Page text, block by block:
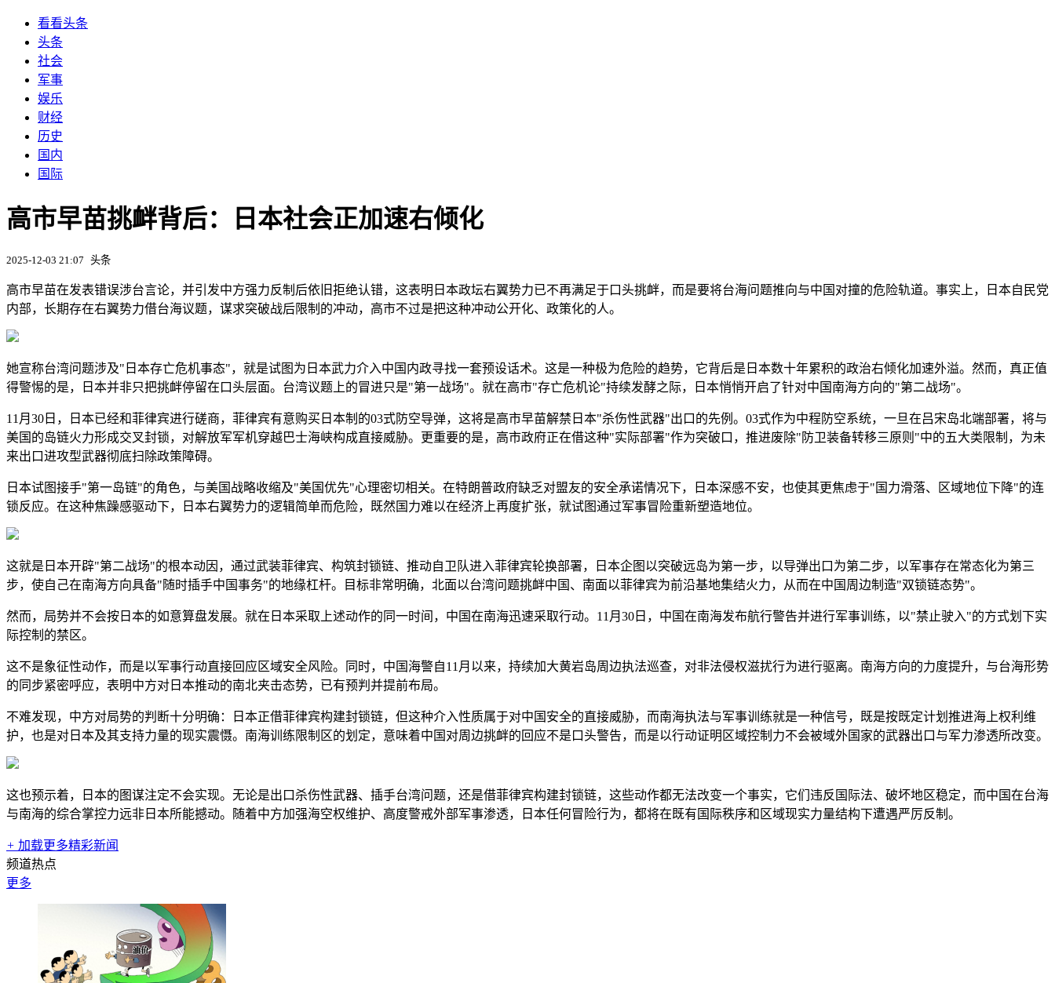
看看头条
头条
社会
军事
娱乐
财经
历史
国内
国际
高市早苗挑衅背后：日本社会正加速右倾化
2025-12-03 21:07 头条
高市早苗在发表错误涉台言论，并引发中方强力反制后依旧拒绝认错，这表明日本政坛右翼势力已不再满足于口头挑衅，而是要将台海问题推向与中国对撞的危险轨道。事实上，日本自民党
内部，长期存在右翼势力借台海议题，谋求突破战后限制的冲动，高市不过是把这种冲动公开化、政策化的人。
她宣称台湾问题涉及"日本存亡危机事态"，就是试图为日本武力介入中国内政寻找一套预设话术。这是一种极为危险的趋势，它背后是日本数十年累积的政治右倾化加速外溢。然而，真正值
得警惕的是，日本并非只把挑衅停留在口头层面。台湾议题上的冒进只是"第一战场"。就在高市"存亡危机论"持续发酵之际，日本悄悄开启了针对中国南海方向的"第二战场"。
11月30日，日本已经和菲律宾进行磋商，菲律宾有意购买日本制的03式防空导弹，这将是高市早苗解禁日本"杀伤性武器"出口的先例。03式作为中程防空系统，一旦在吕宋岛北端部署，将与
美国的岛链火力形成交叉封锁，对解放军军机穿越巴士海峡构成直接威胁。更重要的是，高市政府正在借这种"实际部署"作为突破口，推进废除"防卫装备转移三原则"中的五大类限制，为未
来出口进攻型武器彻底扫除政策障碍。
日本试图接手"第一岛链"的角色，与美国战略收缩及"美国优先"心理密切相关。在特朗普政府缺乏对盟友的安全承诺情况下，日本深感不安，也使其更焦虑于"国力滑落、区域地位下降"的连
锁反应。在这种焦躁感驱动下，日本右翼势力的逻辑简单而危险，既然国力难以在经济上再度扩张，就试图通过军事冒险重新塑造地位。
这就是日本开辟"第二战场"的根本动因，通过武装菲律宾、构筑封锁链、推动自卫队进入菲律宾轮换部署，日本企图以突破远岛为第一步，以导弹出口为第二步，以军事存在常态化为第三
步，使自己在南海方向具备"随时插手中国事务"的地缘杠杆。目标非常明确，北面以台湾问题挑衅中国、南面以菲律宾为前沿基地集结火力，从而在中国周边制造"双锁链态势"。
然而，局势并不会按日本的如意算盘发展。就在日本采取上述动作的同一时间，中国在南海迅速采取行动。11月30日，中国在南海发布航行警告并进行军事训练，以"禁止驶入"的方式划下实
际控制的禁区。
这不是象征性动作，而是以军事行动直接回应区域安全风险。同时，中国海警自11月以来，持续加大黄岩岛周边执法巡查，对非法侵权滋扰行为进行驱离。南海方向的力度提升，与台海形势
的同步紧密呼应，表明中方对日本推动的南北夹击态势，已有预判并提前布局。
不难发现，中方对局势的判断十分明确：日本正借菲律宾构建封锁链，但这种介入性质属于对中国安全的直接威胁，而南海执法与军事训练就是一种信号，既是按既定计划推进海上权利维
护，也是对日本及其支持力量的现实震慑。南海训练限制区的划定，意味着中国对周边挑衅的回应不是口头警告，而是以行动证明区域控制力不会被域外国家的武器出口与军力渗透所改变。
这也预示着，日本的图谋注定不会实现。无论是出口杀伤性武器、插手台湾问题，还是借菲律宾构建封锁链，这些动作都无法改变一个事实，它们违反国际法、破坏地区稳定，而中国在台海
与南海的综合掌控力远非日本所能撼动。随着中方加强海空权维护、高度警戒外部军事渗透，日本任何冒险行为，都将在既有国际秩序和区域现实力量结构下遭遇严厉反制。
+ 加载更多精彩新闻
频道热点
更多